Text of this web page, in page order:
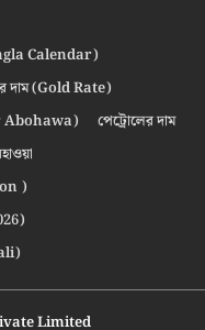
Calendar)
দাম (Gold Rate)
Abohawa)
পেট্রোলের দাম
)
Limited